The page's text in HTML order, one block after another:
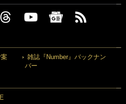
雑誌『Number』バックナン
バー